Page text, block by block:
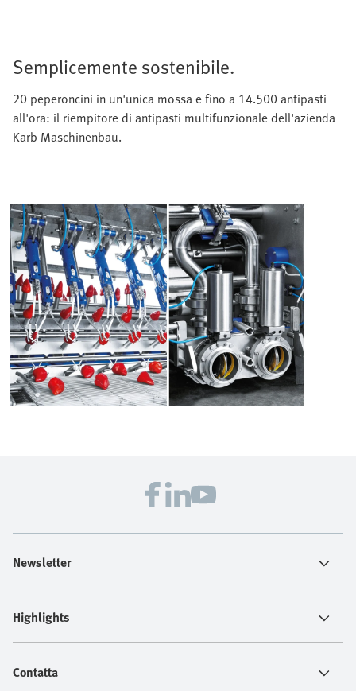
Semplicemente sostenibile.
20 peperoncini in un'unica mossa e fino a 14.500 antipasti
all'ora: il riempitore di antipasti multifunzionale dell'azienda
Karb Maschinenbau.
Newsletter
Highlights
Contatta